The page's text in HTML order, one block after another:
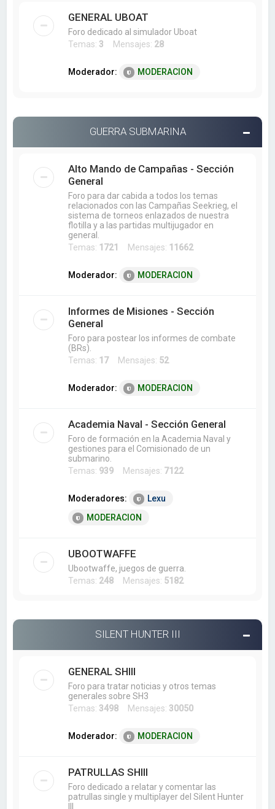
GENERAL UBOAT
Foro dedicado al simulador Uboat
Temas: 3 Mensajes: 28
Moderador: MODERACION
GUERRA SUBMARINA
Alto Mando de Campañas - Sección
General
Foro para dar cabida a todos los temas
relacionados con las Campañas Seekrieg, el
sistema de torneos enlazados de nuestra
flotilla y a las partidas multijugador en
general.
Temas: 1721 Mensajes: 11662
Moderador: MODERACION
Informes de Misiones - Sección
General
Foro para postear los informes de combate
(BRs).
Temas: 17Mensajes: 52
Moderador: MODERACION
Academia Naval - Sección General
Foro de formación en la Academia Naval y
gestiones para el Comisionado de un
submarino.
Temas: 939 Mensajes: 7122
Moderadores:
Lexu
MODERACION
UBOOTWAFFE
Ubootwaffe, juegos de guerra.
Temas: 248 Mensajes: 5182
SILENT HUNTER III
GENERAL SHIII
Foro para tratar noticias y otros temas
generales sobre SH3
Temas: 3498 Mensajes: 30050
Moderador: MODERACION
PATRULLAS SHIII
Foro dedicado a relatar y comentar las
patrullas single y multiplayer del Silent Hunter